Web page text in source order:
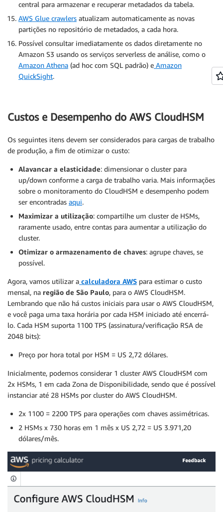
central para armazenar e recuperar metadados da tabela.
AWS Glue crawlers atualizam automaticamente as novas
partições no repositório de metadados, a cada hora.
Possível consultar imediatamente os dados diretamente no
Amazon S3 usando os serviços serverless de análise, como o
Amazon Athena (ad hoc com SQL padrão) e Amazon
QuickSight.
Custos e Desempenho do AWS CloudHSM
Os seguintes itens devem ser considerados para cargas de trabalho
de produção, a fim de otimizar o custo:
Alavancar a elasticidade: dimensionar o cluster para
up/down conforme a carga de trabalho varia. Mais informações
sobre o monitoramento do CloudHSM e desempenho podem
ser encontradas aqui.
Maximizar a utilização: compartilhe um cluster de HSMs,
raramente usado, entre contas para aumentar a utilização do
cluster.
Otimizar o armazenamento de chaves: agrupe chaves, se
possível.
Agora, vamos utilizar a calculadora AWS para estimar o custo
mensal, na região de São Paulo, para o AWS CloudHSM.
Lembrando que não há custos iniciais para usar o AWS CloudHSM,
e você paga uma taxa horária por cada HSM iniciado até encerrá-
lo. Cada HSM suporta 1100 TPS (assinatura/verificação RSA de
2048 bits):
Preço por hora total por HSM = US 2,72 dólares.
Inicialmente, podemos considerar 1 cluster AWS CloudHSM com
2x HSMs, 1 em cada Zona de Disponibilidade, sendo que é possível
instanciar até 28 HSMs por cluster do AWS CloudHSM.
2x 1100 = 2200 TPS para operações com chaves assimétricas.
2 HSMs x 730 horas em 1 mês x US 2,72 = US 3.971,20
dólares/mês.